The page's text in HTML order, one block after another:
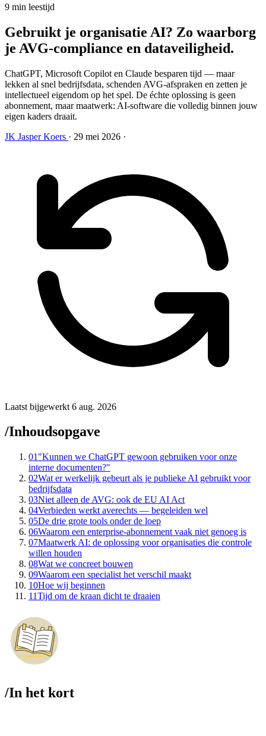
9 min leestijd
Gebruikt je organisatie AI? Zo waarborg
je AVG-compliance en dataveiligheid.
ChatGPT, Microsoft Copilot en Claude besparen tijd — maar
lekken al snel bedrijfsdata, schenden AVG-afspraken en zetten je
intellectueel eigendom op het spel. De échte oplossing is geen
abonnement, maar maatwerk: AI-software die volledig binnen jouw
eigen kaders draait.
JK Jasper Koers · 29 mei 2026 ·
Laatst bijgewerkt 6 aug. 2026
/Inhoudsopgave
01 "Kunnen we ChatGPT gewoon gebruiken voor onze
interne documenten?"
02Wat er werkelijk gebeurt als je publieke AI gebruikt voor
bedrijfsdata
03Niet alleen de AVG: ook de EU AI Act
04Verbieden werkt averechts — begeleiden wel
05De drie grote tools onder de loep
06Waarom een enterprise-abonnement vaak niet genoeg is
07Maatwerk AI: de oplossing voor organisaties die controle
willen houden
08Wat we concreet bouwen
09Waarom een specialist het verschil maakt
10Hoe wij beginnen
11Tijd om de kraan dicht te draaien
/In het kort